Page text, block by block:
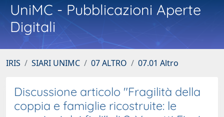
UniMC - Pubblicazioni Aperte
Digitali
IRIS SIARI UNIMC 07 ALTRO 07.01 Altro
Discussione articolo "Fragilità della
coppia e famiglie ricostruite: le